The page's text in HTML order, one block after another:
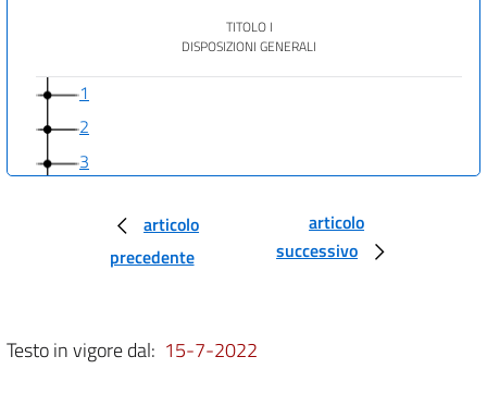
TITOLO I
DISPOSIZIONI GENERALI
1
2
3
8
articolo
precedente
articolo
successivo
Testo in vigore dal: 15-7-2022